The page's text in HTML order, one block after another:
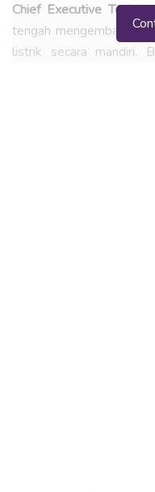
Chief Executive Tesla,
tengah
listrik secara mandiri.